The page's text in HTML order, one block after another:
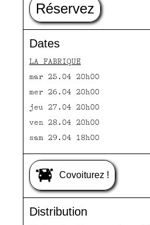
Distribution
Réservez
Dates
LA FABRIQUE
mar 25.04 20h00
mer 26.04 20h00
jeu 27.04 20h00
ven 28.04 20h00
sam 29.04 18h00
Covoiturez !